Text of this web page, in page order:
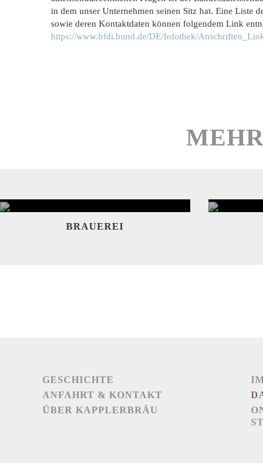
in dem unser Unternehmen seinen Sitz hat. Eine Liste
sowie deren Kontaktdaten können folgendem Link
https://www.bfdi.bund.de/DE/Infothek/
BRAUEREI
GESCHICHTE
ANFAHRT & KONTAKT
ÜBER KAPPLERBRÄU